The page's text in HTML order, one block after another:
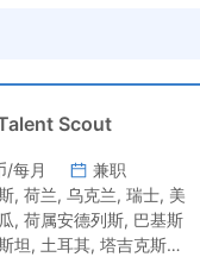
Scout
/每月
兼职
, 荷兰, 乌克兰, 瑞士, 美
, 荷属安德列斯, 巴基斯
坦, 土耳其, 塔吉克斯坦,